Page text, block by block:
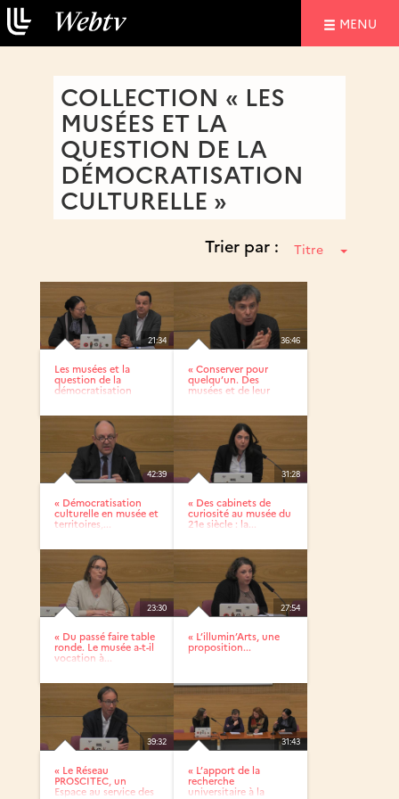
MENU
COLLECTION « LES
MUSÉES ET LA
QUESTION DE LA
DÉMOCRATISATION
CULTURELLE »
Trier par : Titre
21:34
Les musées et la
question de la
démocratisation
36:46
« Conserver pour
quelqu’un. Des
musées et de leur
42:39
« Démocratisation
culturelle en musée et
territoires,...
31:28
« Des cabinets de
curiosité au musée du
21e siècle : la...
23:30
« Du passé faire table
ronde. Le musée a-t-il
vocation à...
27:54
« L’illumin’Arts, une
proposition...
39:32
« Le Réseau
PROSCITEC, un
Espace au service des
31:43
« L’apport de la
recherche
universitaire à la